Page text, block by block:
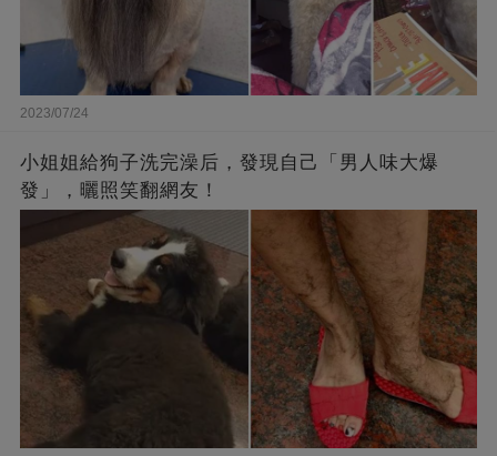
2023/07/24
小姐姐給狗子洗完澡后，發現自己「男人味大爆
發」，曬照笑翻網友！